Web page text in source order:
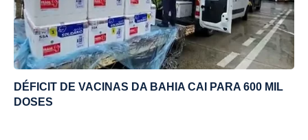
DÉFICIT DE VACINAS DA BAHIA CAI PARA 600 MIL
DOSES